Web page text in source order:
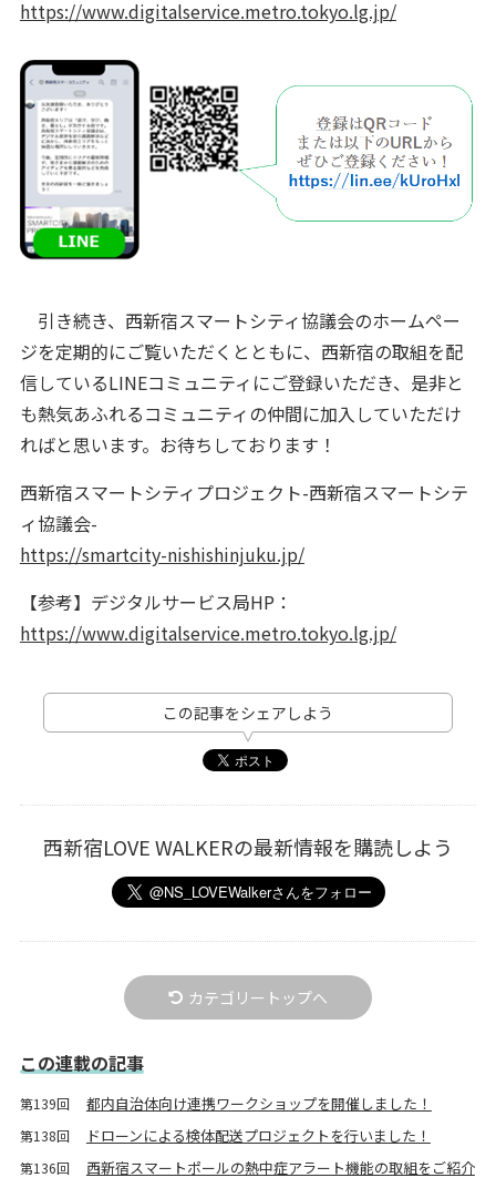
https://www.digitalservice.metro.tokyo.lg.jp/
引き続き、西新宿スマートシティ協議会のホームペー
ジを定期的にご覧いただくとともに、西新宿の取組を配
信しているLINEコミュニティにご登録いただき、是非と
も熱気あふれるコミュニティの仲間に加入していただけ
ればと思います。お待ちしております！
西新宿スマートシティプロジェクト-西新宿スマートシテ
ィ協議会-
https://smartcity-nishishinjuku.jp/
【参考】デジタルサービス局HP：
https://www.digitalservice.metro.tokyo.lg.jp/
この記事をシェアしよう
西新宿LOVE WALKERの最新情報を購読しよう
カテゴリートップへ
この連載の記事
第139回 都内自治体向け連携ワークショップを開催しました！
第138回 ドローンによる検体配送プロジェクトを行いました！
第136回 西新宿スマートポールの熱中症アラート機能の取組をご紹介